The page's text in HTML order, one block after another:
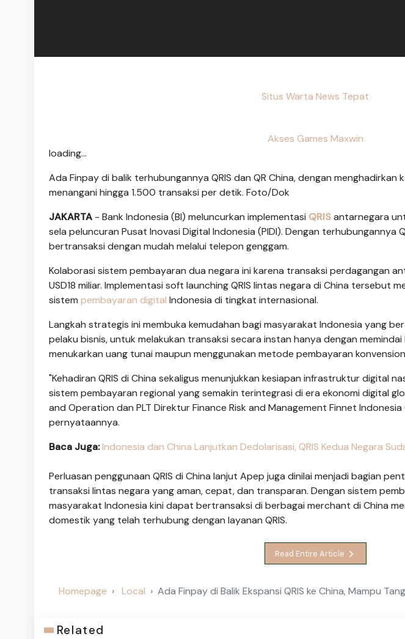
Situs Warta News Tepat
Akses Games Maxwin
loading...
Ada Finpay di balik terhubungannya QRIS dan QR China, dengan
menangani hingga 1.500 transaksi per detik. Foto/Dok
JAKARTA - Bank Indonesia (BI) meluncurkan implementasi QRISantarnegara
sela peluncuran Pusat Inovasi Digital Indonesia (PIDI). Dengan terhubungannya
bertransaksi dengan mudah melalui telepon genggam.
Kolaborasi sistem pembayaran dua negara ini karena transaksi perdagangan
USD18 miliar. Implementasi soft launching QRIS lintas negara di China tersebut
sistem pembayaran digital Indonesia di tingkat internasional.
Langkah strategis ini membuka kemudahan bagi masyarakat Indonesia yang
pelaku bisnis, untuk melakukan transaksi secara instan hanya dengan
menukarkan uang tunai maupun menggunakan metode pembayaran
"Kehadiran QRIS di China sekaligus menunjukkan kesiapan infrastruktur digital
sistem pembayaran regional yang semakin terintegrasi di era ekonomi digital
and Operation dan PLT Direktur Finance Risk and Management Finnet
pernyataannya.
Baca Juga:Indonesia dan China Lanjutkan Dedolarisasi, QRIS Kedua Negara
Perluasan penggunaan QRIS di China lanjut Apep juga dinilai menjadi bagian
transaksi lintas negara yang aman, cepat, dan transparan. Dengan sistem
masyarakat Indonesia kini dapat bertransaksi di berbagai merchant di China
domestik yang telah terhubung dengan layanan QRIS.
Read Entire Article
Homepage Local Ada Finpay di Balik Ekspansi QRIS ke China, Mampu
Related